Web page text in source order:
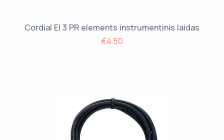
Cordial EI 3 PR elements instrumentinis laidas
€4.50